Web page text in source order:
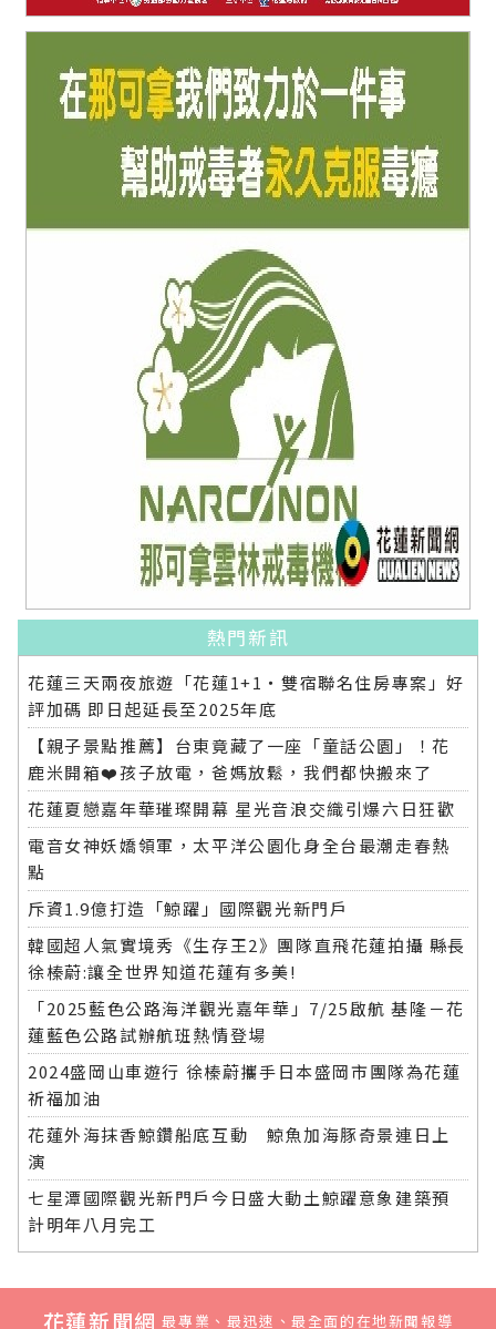
熱門新訊
花蓮三天兩夜旅遊「花蓮1+1‧雙宿聯名住房專案」好
評加碼 即日起延長至2025年底
【親子景點推薦】台東竟藏了一座「童話公園」！花
鹿米開箱❤️孩子放電，爸媽放鬆，我們都快搬來了
花蓮夏戀嘉年華璀璨開幕 星光音浪交織引爆六日狂歡
電音女神妖嬌領軍，太平洋公園化身全台最潮走春熱
點
斥資1.9億打造「鯨躍」國際觀光新門戶
韓國超人氣實境秀《生存王2》團隊直飛花蓮拍攝 縣長
徐榛蔚:讓全世界知道花蓮有多美!
「2025藍色公路海洋觀光嘉年華」7/25啟航 基隆－花
蓮藍色公路試辦航班熱情登場
2024盛岡山車遊行 徐榛蔚攜手日本盛岡市團隊為花蓮
祈福加油
花蓮外海抹香鯨鑽船底互動 鯨魚加海豚奇景連日上
演
七星潭國際觀光新門戶今日盛大動土鯨躍意象建築預
計明年八月完工
花蓮新聞網 最專業、最迅速、最全面的在地新聞報導